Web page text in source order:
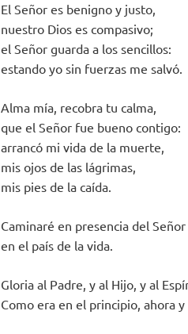
El Señor es benigno y justo,
nuestro Dios es compasivo;
el Señor guarda a los sencillos:
estando yo sin fuerzas me salvó.
Alma mía, recobra tu calma,
que el Señor fue bueno contigo:
arrancó mi vida de la muerte,
mis ojos de las lágrimas,
mis pies de la caída.
Caminaré en presencia del Señor
en el país de la vida.
Gloria al Padre, y al Hijo, y al
Como era en el principio, ahora